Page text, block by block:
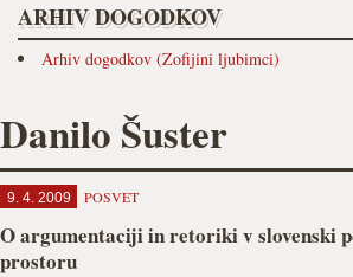
ARHIV DOGODKOV
Arhiv dogodkov (Zofijini ljubimci)
Danilo Šuster
9. 4. 2009 POSVET
O argumentaciji in retoriki v slovenski
prostoru